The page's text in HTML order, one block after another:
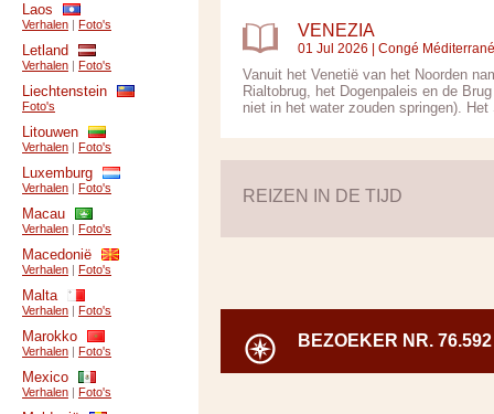
VENEZIA
01 Jul 2026 | Congé
Vanuit het Venetië van het Noorden
Rialtobrug, het Dogenpaleis en de
niet in het water zouden springen).
REIZEN IN DE TIJD
BEZOEKER NR.
Laos
Verhalen | Foto's
Letland
Verhalen | Foto's
Liechtenstein
Foto's
Litouwen
Verhalen | Foto's
Luxemburg
Verhalen | Foto's
Macau
Verhalen | Foto's
Macedonië
Verhalen | Foto's
Malta
Verhalen | Foto's
Marokko
Verhalen | Foto's
Mexico
Verhalen | Foto's